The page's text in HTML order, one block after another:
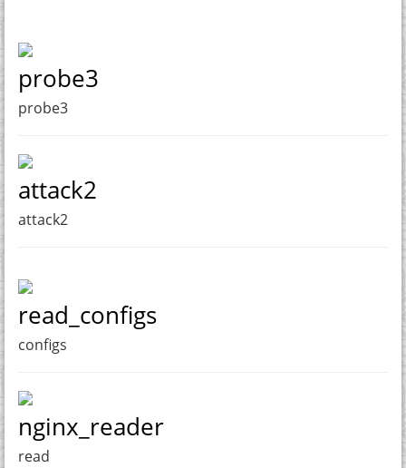
probe3
probe3
attack2
attack2
read_configs
configs
nginx_reader
read